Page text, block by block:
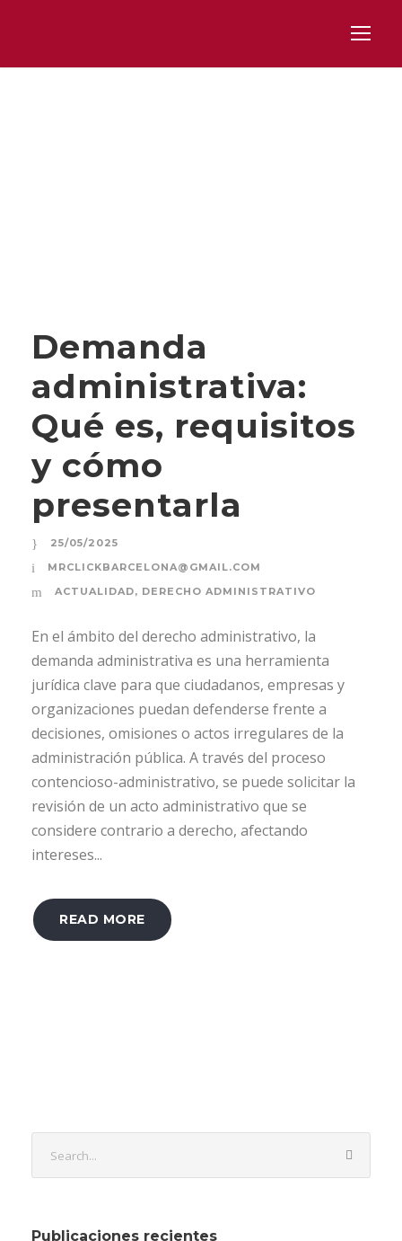
Demanda
administrativa:
Qué es, requisitos
y cómo
presentarla
25/05/2025
MRCLICKBARCELONA@GMAIL.COM
ACTUALIDAD, DERECHO ADMINISTRATIVO
En el ámbito del derecho administrativo, la
demanda administrativa es una herramienta
jurídica clave para que ciudadanos, empresas y
organizaciones puedan defenderse frente a
decisiones, omisiones o actos irregulares de la
administración pública. A través del proceso
contencioso-administrativo, se puede solicitar la
revisión de un acto administrativo que se
considere contrario a derecho, afectando
intereses...
READ MORE
Publicaciones recientes